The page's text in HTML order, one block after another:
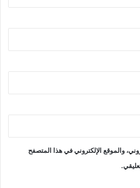
والموقع الإلكتروني في هذا المتصفح